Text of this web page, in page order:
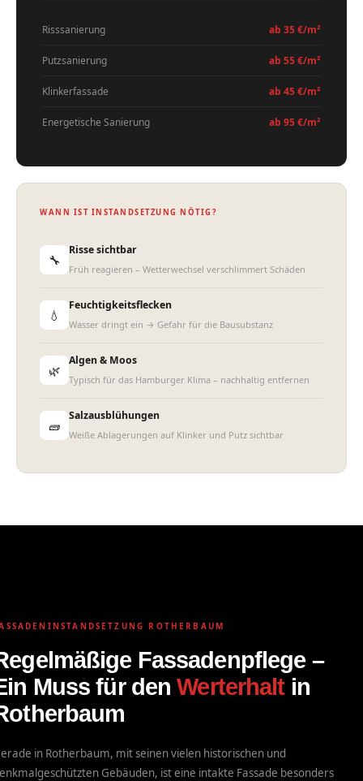
Risssanierung ab 35 €/m²
Putzsanierung ab 55 €/m²
Klinkerfassade ab 45 €/m²
Energetische Sanierung ab 95 €/m²
WANN IST INSTANDSETZUNG NÖTIG?
🔧
Risse sichtbar
Früh reagieren – Wetterwechsel verschlimmert Schäden
💧
Feuchtigkeitsflecken
Wasser dringt ein → Gefahr für die Bausubstanz
🌿
Algen & Moos
Typisch für das Hamburger Klima – nachhaltig entfernen
🧱
Salzausblühungen
Weiße Ablagerungen auf Klinker und Putz sichtbar
Rotherbaum
ROTHERBAUM
Fassadenpflege –
Muss für denWerterhaltin
in Rotherbaum, mit seinen vielen historischen und
Gebäuden, ist eine intakte Fassade besonders